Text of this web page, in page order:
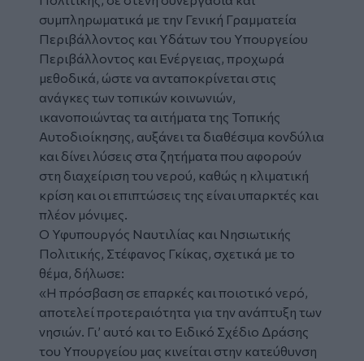
συμπληρωματικά με την Γενική Γραμματεία
Περιβάλλοντος και Υδάτων του Υπουργείου
Περιβάλλοντος και Ενέργειας, προχωρά
μεθοδικά, ώστε να ανταποκρίνεται στις
ανάγκες των τοπικών κοινωνιών,
ικανοποιώντας τα αιτήματα της Τοπικής
Αυτοδιοίκησης, αυξάνει τα διαθέσιμα κονδύλια
και δίνει λύσεις στα ζητήματα που αφορούν
στη διαχείριση του νερού, καθώς η κλιματική
κρίση και οι επιπτώσεις της είναι υπαρκτές και
πλέον μόνιμες.
Ο Υφυπουργός Ναυτιλίας και Νησιωτικής
Πολιτικής, Στέφανος Γκίκας, σχετικά με το
θέμα, δήλωσε:
«Η πρόσβαση σε επαρκές και ποιοτικό νερό,
αποτελεί προτεραιότητα για την ανάπτυξη των
νησιών. Γι’ αυτό και το Ειδικό Σχέδιο Δράσης
του Υπουργείου μας κινείται στην κατεύθυνση